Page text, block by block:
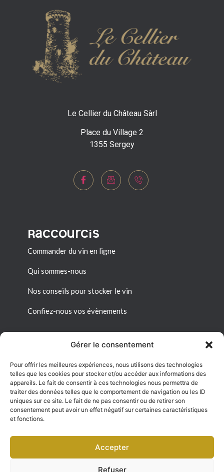
Gérer le consentement
Pour offrir les meilleures expériences, nous utilisons des technologies
telles que les cookies pour stocker et/ou accéder aux informations des
appareils. Le fait de consentir à ces technologies nous permettra de
traiter des données telles que le comportement de navigation ou les ID
uniques sur ce site. Le fait de ne pas consentir ou de retirer son
consentement peut avoir un effet négatif sur certaines caractéristiques
et fonctions.
Accepter
Refuser
Le Cellier du Château Sàrl
Place du Village 2
1355 Sergey
Raccourcis
Commander du vin en ligne
Qui sommes-nous
Nos conseils pour stocker le vin
Confiez-nous vos évènements
Liens utiles
Mon espace personnel
Conditions générales de vente